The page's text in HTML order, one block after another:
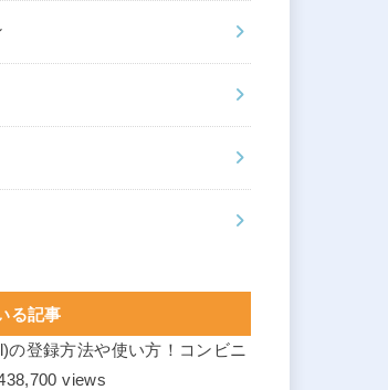
る記事
の登録方法や使い方！コンビニ
views